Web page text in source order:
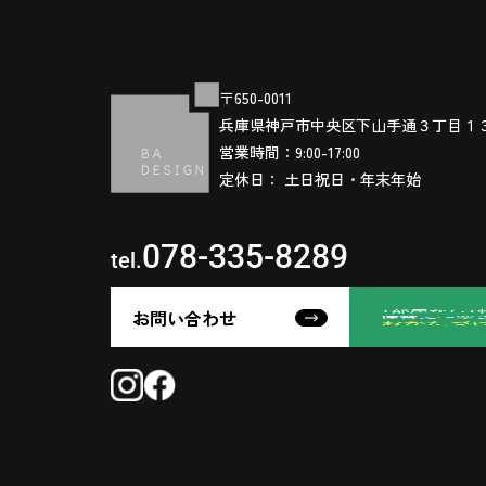
〒650-0011
兵庫県神戸市中央区下山手通３丁目１
営業時間：9:00-17:00
定休日： 土日祝日・年末年始
tel.078-335-8289
お問い合わせ